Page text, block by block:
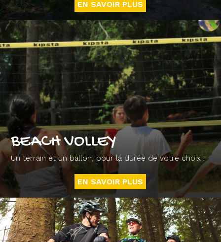
EN SAVOIR PLUS
BEACH VOLLEY
Un terrain et un ballon, pour la durée de votre choix !
EN SAVOIR PLUS